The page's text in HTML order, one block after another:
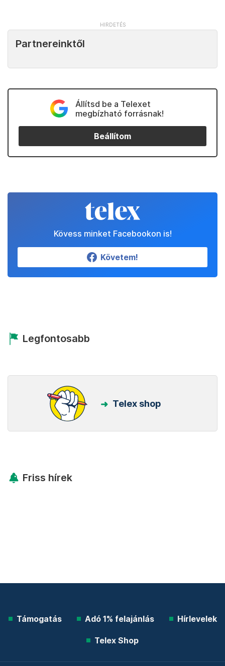
Partnereinktől
Állítsd be a Telexet
megbízható forrásnak!
Beállítom
Kövess minket Facebookon is!
Követem!
Legfontosabb
Telex shop
Friss hírek
Támogatás Adó 1% felajánlás Hírlevelek
Telex Shop